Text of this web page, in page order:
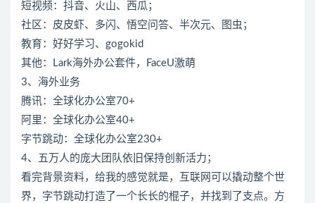
短视频：抖音、火山、西瓜；
社区：皮皮虾、多闪、悟空问答、半次元、图虫；
教育：好好学习、gogokid
其他：Lark海外办公套件，FaceU激萌
3、海外业务
腾讯：全球化办公室70+
阿里：全球化办公室40+
字节跳动：全球化办公室230+
4、五万人的庞大团队依旧保持创新活力；
看完背景资料，给我的感觉就是，互联网可以撬动整个世
界，字节跳动打造了一个长长的棍子，并找到了支点。方